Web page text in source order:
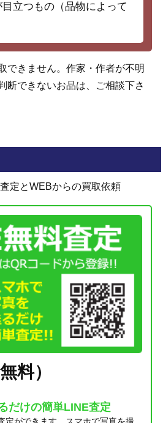
立つもの（品物によって
できません。作家・作者が不明
断できないお品は、ご相談下さ
定とWEBからの買取依頼
料）
だけの簡単LINE査定